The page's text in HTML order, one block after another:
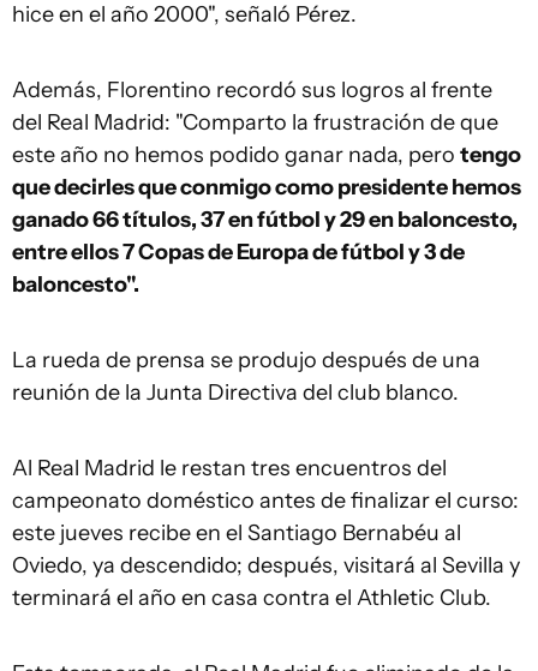
hice en el año 2000", señaló Pérez.
Además, Florentino recordó sus logros al frente
del Real Madrid: "Comparto la frustración de que
este año no hemos podido ganar nada, pero tengo
que decirles que conmigo como presidente hemos
ganado 66 títulos, 37 en fútbol y 29 en baloncesto,
entre ellos 7 Copas de Europa de fútbol y 3 de
baloncesto".
La rueda de prensa se produjo después de una
reunión de la Junta Directiva del club blanco.
Al Real Madrid le restan tres encuentros del
campeonato doméstico antes de finalizar el curso:
este jueves recibe en el Santiago Bernabéu al
Oviedo, ya descendido; después, visitará al Sevilla y
terminará el año en casa contra el Athletic Club.